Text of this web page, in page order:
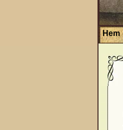
Hem